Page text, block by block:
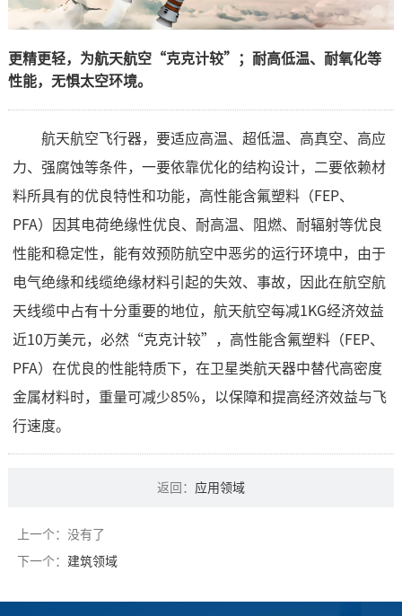
更精更轻，为航天航空“克克计较”；耐高低温、耐氧化等
性能，无惧太空环境。
航天航空飞行器，要适应高温、超低温、高真空、高应
力、强腐蚀等条件，一要依靠优化的结构设计，二要依赖材
料所具有的优良特性和功能，高性能含氟塑料（FEP、
PFA）因其电荷绝缘性优良、耐高温、阻燃、耐辐射等优良
性能和稳定性，能有效预防航空中恶劣的运行环境中，由于
电气绝缘和线缆绝缘材料引起的失效、事故，因此在航空航
天线缆中占有十分重要的地位，航天航空每减1KG经济效益
近10万美元，必然“克克计较”，高性能含氟塑料（FEP、
PFA）在优良的性能特质下，在卫星类航天器中替代高密度
金属材料时，重量可减少85%，以保障和提高经济效益与飞
行速度。
返回： 应用领域
上一个：没有了
下一个： 建筑领域